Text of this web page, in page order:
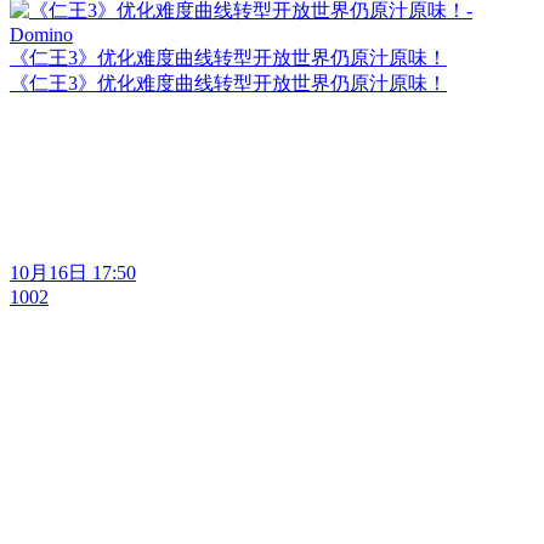
《仁王3》优化难度曲线转型开放世界仍原汁原味！
《仁王3》优化难度曲线转型开放世界仍原汁原味！
10月16日 17:50
1002